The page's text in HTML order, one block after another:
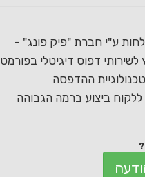
ע"י חברת "פיק פונג" -
דפוס דיגיטלי בפורמט
ההדפסה
ביצוע ברמה הגבוהה